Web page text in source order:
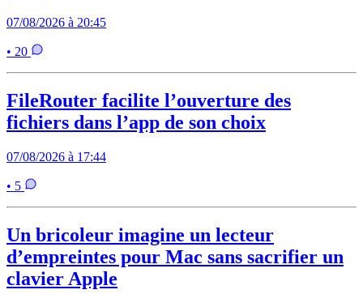
07/08/2026 à 20:45
• 20
FileRouter facilite l’ouverture des
fichiers dans l’app de son choix
07/08/2026 à 17:44
• 5
Un bricoleur imagine un lecteur
d’empreintes pour Mac sans sacrifier un
clavier Apple